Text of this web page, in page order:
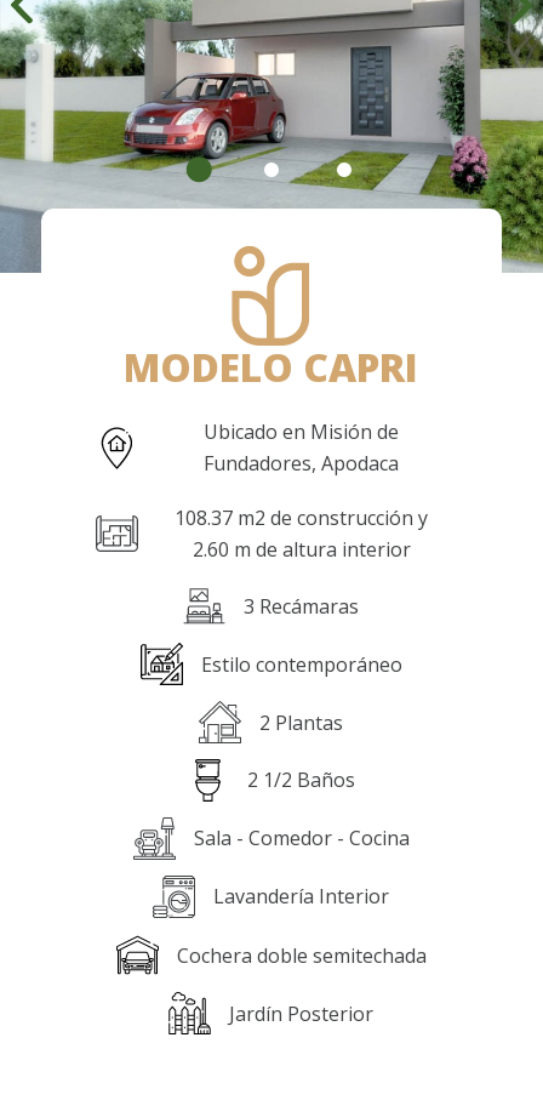
MODELO CAPRI
Ubicado en Misión de
Fundadores, Apodaca
108.37 m2 de construcción y
2.60 m de altura interior
3 Recámaras
Estilo contemporáneo
2 Plantas
2 1/2 Baños
Sala - Comedor - Cocina
Lavandería Interior
Cochera doble semitechada
Jardín Posterior